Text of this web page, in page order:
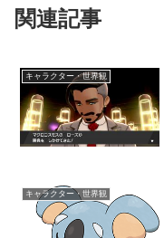
関連記事
キャラクター・世界観
キャラクター・世界観